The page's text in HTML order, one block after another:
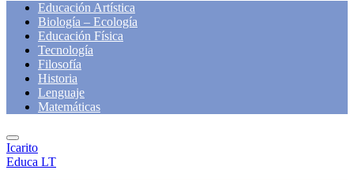
Educación Artística
Biología – Ecología
Educación Física
Tecnología
Filosofía
Historia
Lenguaje
Matemáticas
Icarito
Educa LT